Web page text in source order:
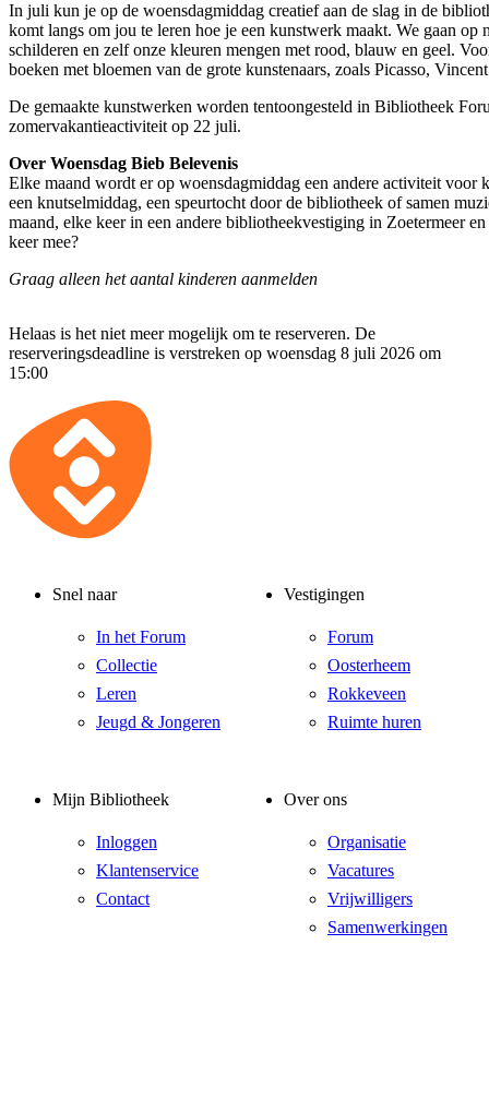
In juli kun je op de woensdagmiddag creatief aan de slag in de
komt langs om jou te leren hoe je een kunstwerk maakt. We gaan op
schilderen en zelf onze kleuren mengen met rood, blauw en geel.
boeken met bloemen van de grote kunstenaars, zoals Picasso,
De gemaakte kunstwerken worden tentoongesteld in Bibliotheek
zomervakantieactiviteit op 22 juli.
Over Woensdag Bieb Belevenis
Elke maand wordt er op woensdagmiddag een andere activiteit voor
een knutselmiddag, een speurtocht door de bibliotheek of samen
maand, elke keer in een andere bibliotheekvestiging in Zoetermeer
keer mee?
Graag alleen het aantal kinderen aanmelden
Helaas is het niet meer mogelijk om te reserveren. De
reserveringsdeadline is verstreken op woensdag 8 juli 2026 om
15:00
Snel naar
In het Forum
Collectie
Leren
Jeugd & Jongeren
Vestigingen
Forum
Oosterheem
Rokkeveen
Ruimte huren
Mijn Bibliotheek
Inloggen
Klantenservice
Contact
Over ons
Organisatie
Vacatures
Vrijwilligers
Samenwerkingen